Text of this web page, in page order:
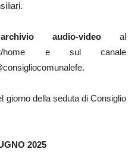
audio-video al
home e sul canale
giorno della seduta di Consiglio
2025